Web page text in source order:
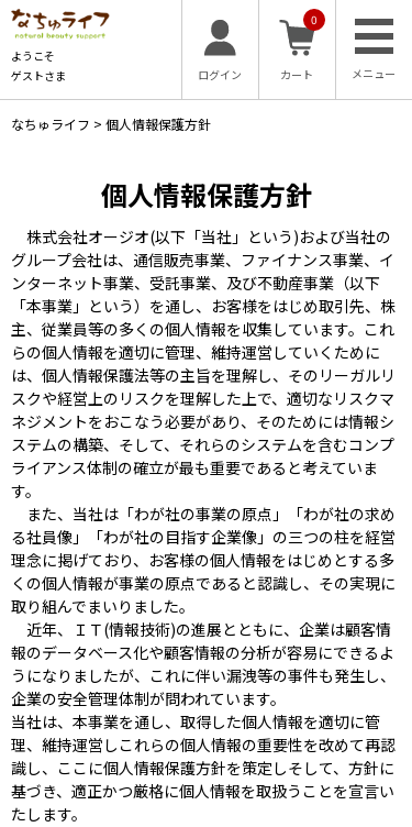
ようこそ
ゲストさま
ログイン
0
カート
なちゅライフ > 個人情報保護方針
個人情報保護方針
株式会社オージオ(以下「当社」という)および当社の
グループ会社は、通信販売事業、ファイナンス事業、イ
ンターネット事業、受託事業、及び不動産事業（以下
「本事業」という）を通し、お客様をはじめ取引先、株
主、従業員等の多くの個人情報を収集しています。これ
らの個人情報を適切に管理、維持運営していくために
は、個人情報保護法等の主旨を理解し、そのリーガルリ
スクや経営上のリスクを理解した上で、適切なリスクマ
ネジメントをおこなう必要があり、そのためには情報シ
ステムの構築、そして、それらのシステムを含むコンプ
ライアンス体制の確立が最も重要であると考えていま
す。
また、当社は「わが社の事業の原点」「わが社の求め
る社員像」「わが社の目指す企業像」の三つの柱を経営
理念に掲げており、お客様の個人情報をはじめとする多
くの個人情報が事業の原点であると認識し、その実現に
取り組んでまいりました。
近年、ＩＴ(情報技術)の進展とともに、企業は顧客情
報のデータベース化や顧客情報の分析が容易にできるよ
うになりましたが、これに伴い漏洩等の事件も発生し、
企業の安全管理体制が問われています。
当社は、本事業を通し、取得した個人情報を適切に管
理、維持運営しこれらの個人情報の重要性を改めて再認
識し、ここに個人情報保護方針を策定しそして、方針に
基づき、適正かつ厳格に個人情報を取扱うことを宣言い
たします。